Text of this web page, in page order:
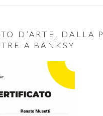
D’ARTE. DALLA
A BANKSY